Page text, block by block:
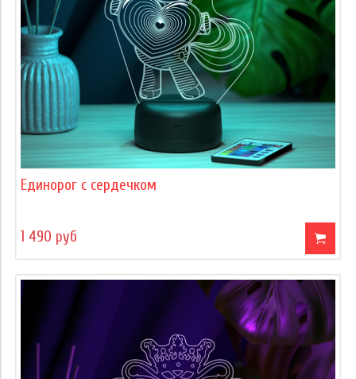
Единорог с сердечком
1 490 руб